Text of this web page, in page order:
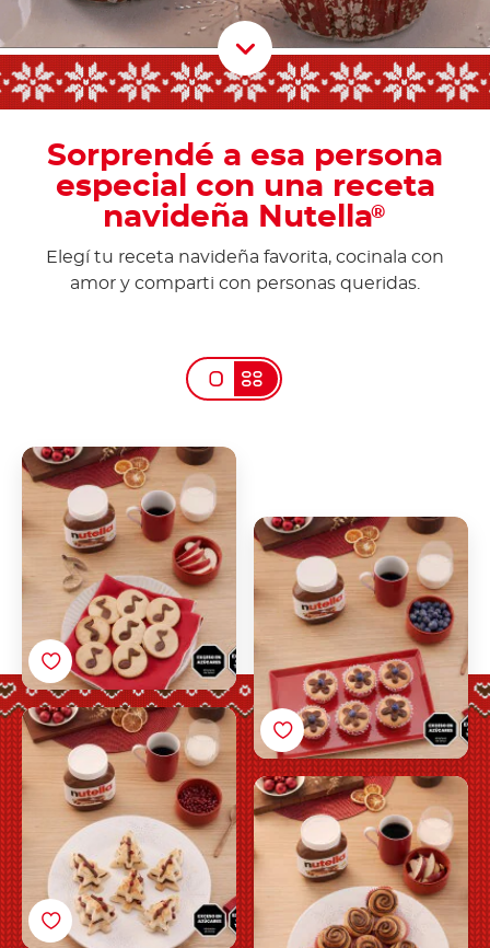
Scroll
Sorprendé a esa persona
especial con una receta
navideña Nutella®
Elegí tu receta navideña favorita, cocinala con
amor y comparti con personas queridas.
Galletas musicales por
Nutella<sup>®</sup>
Muffins de navidad por
Nutella<sup>®</sup>
Arbolito de hojaldre por
Nutella<sup>®</sup>
Rolls de canela
navideños por
Nutella<sup>®</sup>